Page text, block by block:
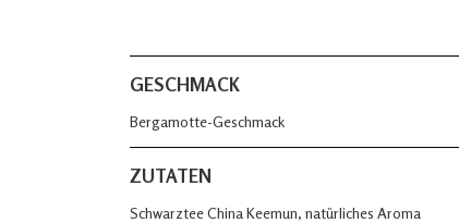
GESCHMACK
Bergamotte-Geschmack
ZUTATEN
Schwarztee China Keemun, natürliches Aroma